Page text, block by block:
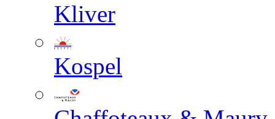
Kliver
Kospel